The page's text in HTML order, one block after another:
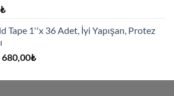
₺
Tape 1''x 36 Adet, İyi Yapışan, Protez
Orijinal
800,00₺.
680,00₺Şu
fiyat: